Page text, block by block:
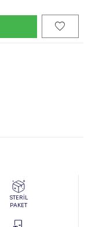
STERİL
PAKET